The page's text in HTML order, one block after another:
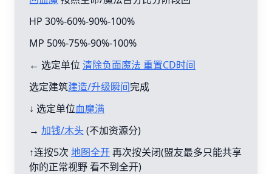
HP 30%-60%-90%-100%
MP 50%-75%-90%-100%
← 选定单位 清除负面魔法 重置CD时间
选定建筑建造/升级瞬间完成
↓ 选定单位血魔满
→ 加钱/木头(不加资源分)
↑连按5次 地图全开再次按关闭(盟友最多只能共享
你的正常视野 看不到全开)